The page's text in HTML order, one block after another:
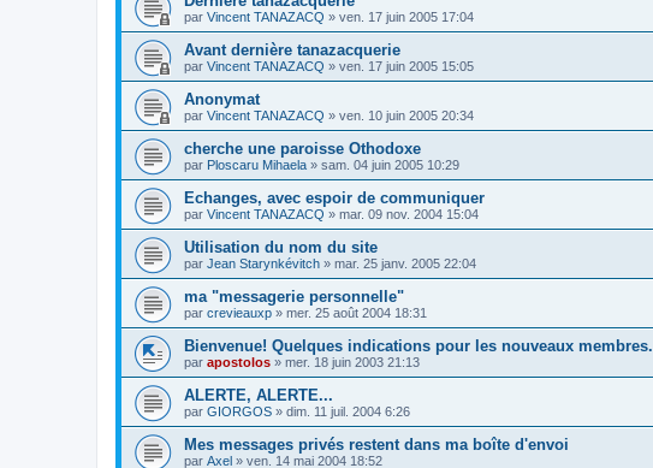
par Vincent TANAZACQ » ven. 17 juin 2005 17:04
Avant dernière tanazacquerie
par Vincent TANAZACQ » ven. 17 juin 2005 15:05
Anonymat
par Vincent TANAZACQ » ven. 10 juin 2005 20:34
cherche une paroisse Othodoxe
par Ploscaru Mihaela » sam. 04 juin 2005 10:29
Echanges, avec espoir de communiquer
par Vincent TANAZACQ » mar. 09 nov. 2004 15:04
Utilisation du nom du site
par Jean Starynkévitch » mar. 25 janv. 2005 22:04
ma "messagerie personnelle"
par crevieauxp » mer. 25 août 2004 18:31
Bienvenue! Quelques indications pour les nouveaux membres.
par apostolos » mer. 18 juin 2003 21:13
ALERTE, ALERTE...
par GIORGOS » dim. 11 juil. 2004 6:26
Mes messages privés restent dans ma boîte d'envoi
par Axel » ven. 14 mai 2004 18:52